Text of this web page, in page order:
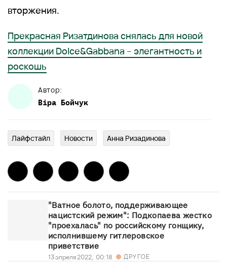
вторжения.
Прекрасная Ризатдинова снялась для новой
коллекции Dolce&Gabbana – элегантность и
роскошь
Автор:
Віра Бойчук
Лайфстайл Новости Анна Ризадинова
"Ватное болото, поддерживающее
нацистский режим": Подкопаева жестко
"проехалась" по российскому гонщику,
исполнившему гитлеровское
приветствие
13 апреля 2022, 00:18 ДРУГОЕ